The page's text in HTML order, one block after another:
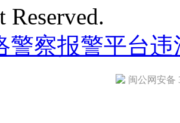
警察报警平台违
闽公网安备